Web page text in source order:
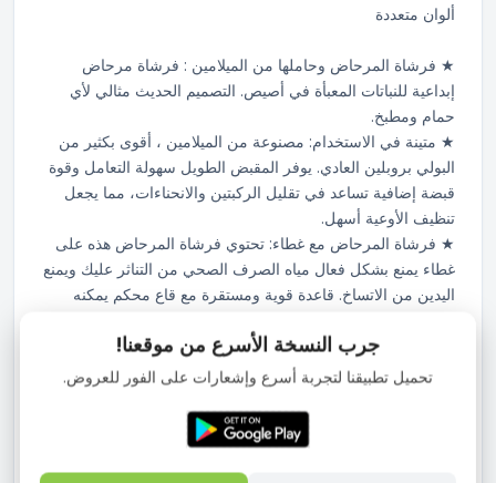
ألوان متعددة
★ فرشاة المرحاض وحاملها من الميلامين : فرشاة مرحاض
إبداعية للنباتات المعبأة في أصيص. التصميم الحديث مثالي لأي
حمام ومطبخ.
★ متينة في الاستخدام: مصنوعة من الميلامين ، أقوى بكثير من
البولي بروبلين العادي. يوفر المقبض الطويل سهولة التعامل وقوة
قبضة إضافية تساعد في تقليل الركبتين والانحناءات، مما يجعل
تنظيف الأوعية أسهل.
★ فرشاة المرحاض مع غطاء: تحتوي فرشاة المرحاض هذه على
غطاء يمنع بشكل فعال مياه الصرف الصحي من التناثر عليك ويمنع
اليدين من الاتساخ. قاعدة قوية ومستقرة مع قاع محكم يمكنه
★ الفرشاة قوية وكثيفة بفضل التكنولوجيا الجديدة. يصعب تشوهها
ويمكنها إزالة البقع بقوة. إنها مثالية لتنظيف أوعية المرحاض بعمق.
وممتعة للرجال والنساء.
جرب النسخة الأسرع من موقعنا!
تحميل تطبيقنا لتجربة أسرع وإشعارات على الفور للعروض.